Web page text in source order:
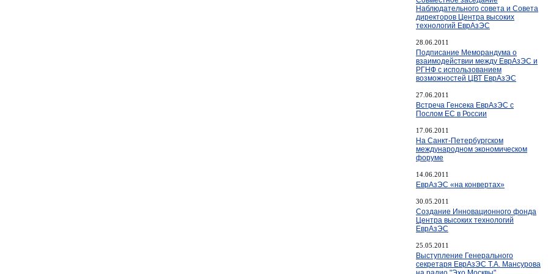
Наблюдательного совета и Совета
директоров Центра высоких
технологий ЕврАзЭС
28.06.2011
Подписание Меморандума о
взаимодействии между ЕврАзЭС и
РГНФ с использованием
возможностей ЦВТ ЕврАзЭС
27.06.2011
Встреча Генсека ЕврАзЭС с
Послом ЕС в России
17.06.2011
На Санкт-Петербургском
международном экономическом
форуме
14.06.2011
ЕврАзЭС «на конвертах»
30.05.2011
Создание Инновационного фонда
Центра высоких технологий
ЕврАзЭС
25.05.2011
Выступление Генерального
секретаря ЕврАзЭС Т.А. Мансурова